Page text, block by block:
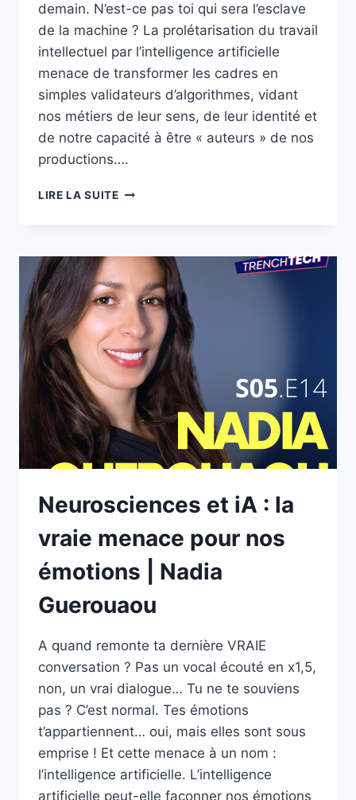
demain. N’est-ce pas toi qui sera l’esclave
de la machine ? La prolétarisation du travail
intellectuel par l’intelligence artificielle
menace de transformer les cadres en
simples validateurs d’algorithmes, vidant
nos métiers de leur sens, de leur identité et
de notre capacité à être « auteurs » de nos
productions….
LIRE LA SUITE FUTUR
DEMAIN,
ESCLAVES
DE
L’IA
APOLLINE
GUILLOT
[REDIF]
Neurosciences et iA : la
vraie menace pour nos
émotions | Nadia
Guerouaou
A quand remonte ta dernière VRAIE
conversation ? Pas un vocal écouté en x1,5,
non, un vrai dialogue… Tu ne te souviens
pas ? C’est normal. Tes émotions
t’appartiennent… oui, mais elles sont sous
emprise ! Et cette menace à un nom :
l’intelligence artificielle. L’intelligence
artificielle peut-elle façonner nos émotions